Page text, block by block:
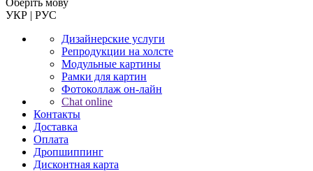
Оберiть мову
УКР | РУС
Дизайнерские услуги
Репродукции на холсте
Модульные картины
Рамки для картин
Фотоколлаж он-лайн
Chat online
Контакты
Доставка
Оплата
Дропшиппинг
Дисконтная карта